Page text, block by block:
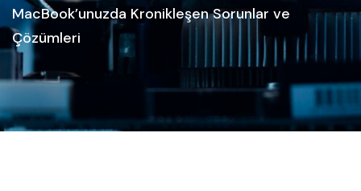
MacBook’unuzda Kronikleşen Sorunlar ve
Çözümleri